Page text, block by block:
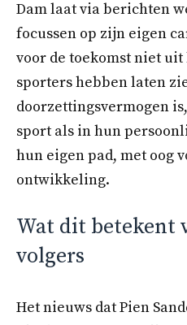
Dam laat via berichten
focussen op zijn eigen
voor de toekomst niet
sporters hebben laten
doorzettingsvermogen
sport als in hun
hun eigen pad, met oog
ontwikkeling.
Wat dit betekent
volgers
Het nieuws dat Pien